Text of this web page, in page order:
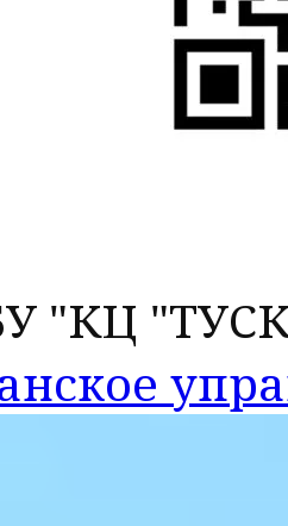
"КЦ